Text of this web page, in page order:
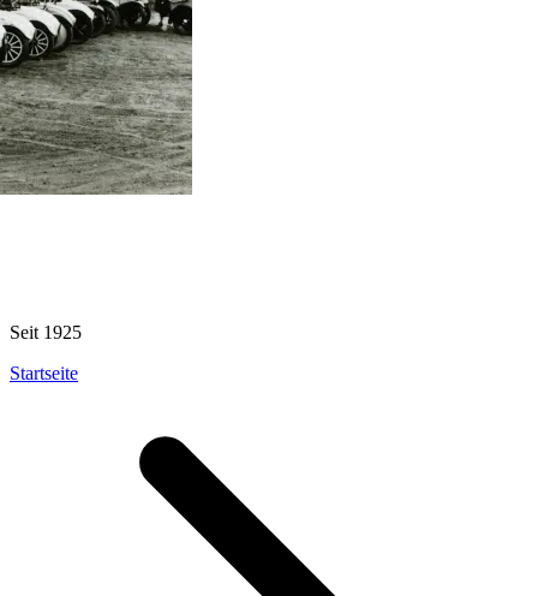
Seit 1925
Startseite